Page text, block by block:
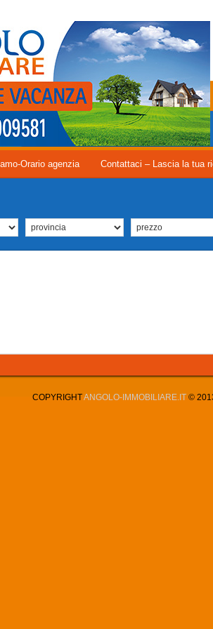
Orario agenzia Contattaci – Lascia la tua
COPYRIGHTANGOLO-IMMOBILIARE.IT ©